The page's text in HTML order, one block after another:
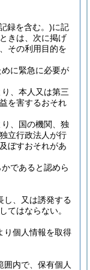
録を含む。)に記
きは、次に掲げ
その利用目的を
に緊急に必要が
、本人又は第三
を害するおそれ
、国の機関、独
立行政法人が行
ぼすおそれがあ
であると認めら
し、又は誘発する
てはならない。
り個人情報を取得
囲内で、保有個人